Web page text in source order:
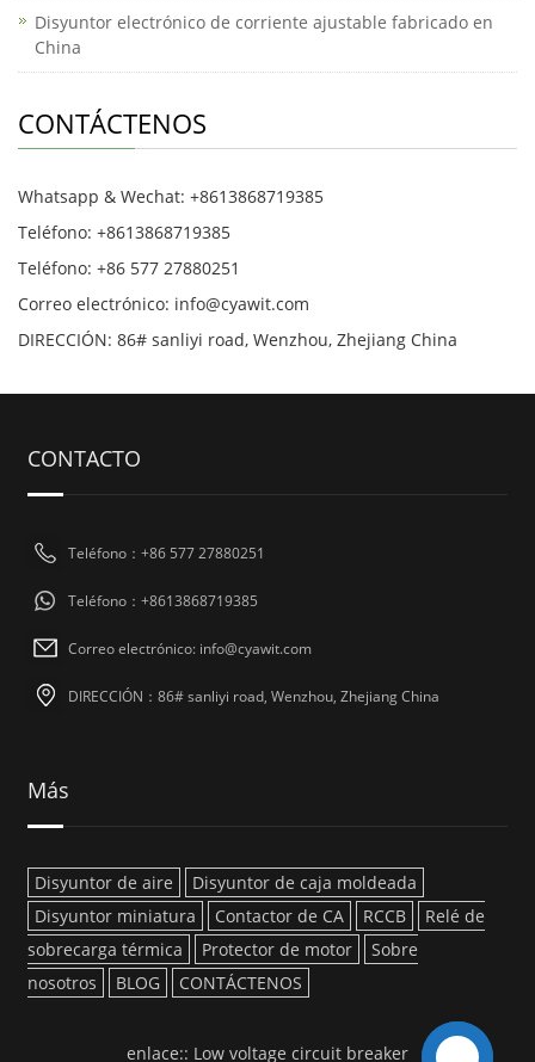
Disyuntor electrónico de corriente ajustable fabricado en
China
CONTÁCTENOS
Whatsapp & Wechat: +8613868719385
Teléfono: +8613868719385
Teléfono: +86 577 27880251
Correo electrónico: info@cyawit.com
DIRECCIÓN: 86# sanliyi road, Wenzhou, Zhejiang China
CONTACTO
Teléfono：+86 577 27880251
Teléfono：+8613868719385
Correo electrónico: info@cyawit.com
DIRECCIÓN：86# sanliyi road, Wenzhou, Zhejiang China
Más
Disyuntor de aire
Disyuntor de caja moldeada
Disyuntor miniatura
Contactor de CA RCCB
Relé de
sobrecarga térmica
Protector de motor
Sobre
nosotros
BLOG CONTÁCTENOS
enlace:: Low voltage circuit breaker